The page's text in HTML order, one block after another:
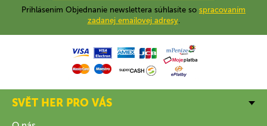
Prihlásením Objednanie newslettera súhlasíte so spracovaním
zadanej emailovej adresy.
SVĚT HER PRO VÁS